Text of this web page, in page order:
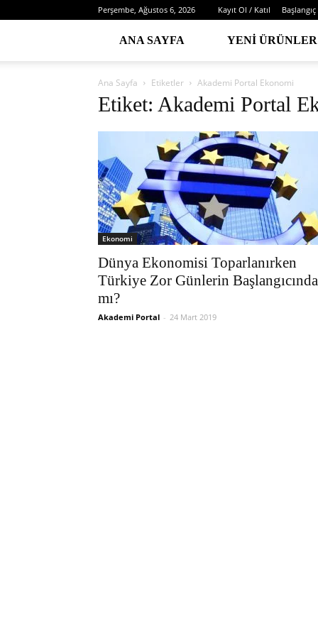
Perşembe, Ağustos 6, 2026 Kayıt Ol / Katıl Başlangıç
ANA SAYFA YENI ÜRÜNLER
Ana Sayfa Etiketler Akademi Portal Ekonomi
Etiket: Akademi Portal
Ekonomi
Dünya Ekonomisi Toparlanırken
Türkiye Zor Günlerin Başlangıcında
mı?
Akademi Portal - 24 Mart 2019